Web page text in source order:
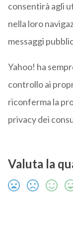
consentirà agli
nella loro
messaggi
Yahoo! ha
controllo ai
riconferma la
privacy dei
Valuta la